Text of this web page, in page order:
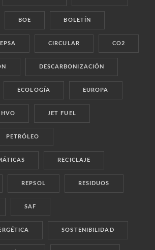
BOE BOLETÍN
CIRCULAR CO2
DESCARBONIZACIÓN
ECOLOGÍA EUROPA
HVO JET FUEL
PETRÓLEO
RECICLAJE
REPSOL RESIDUOS
SAF
SOSTENIBILIDAD